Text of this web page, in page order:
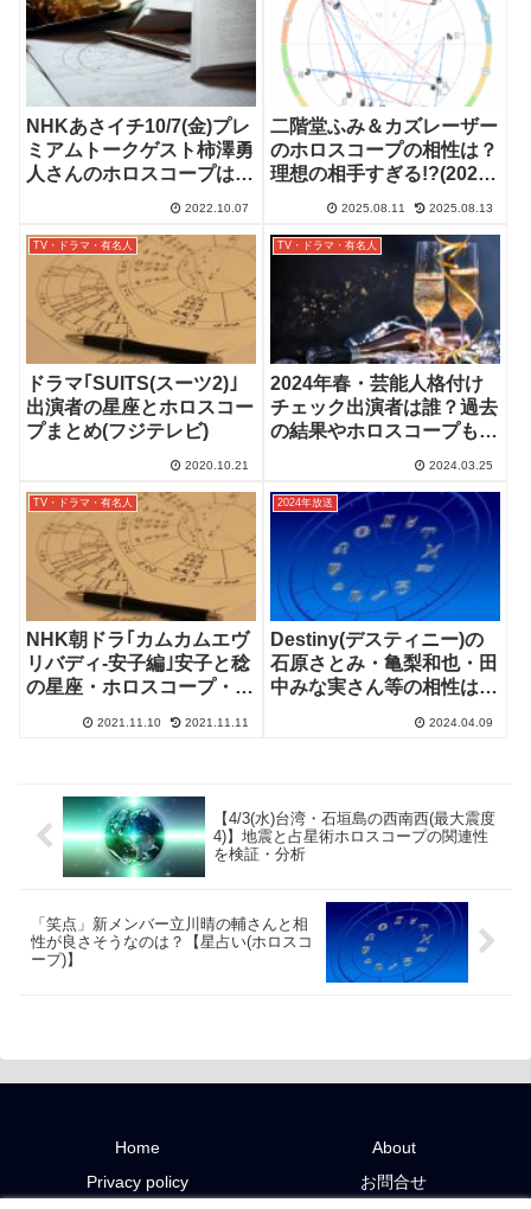
NHKあさイチ10/7(金)プレ
ミアムトークゲスト柿澤勇
人さんのホロスコープは？
2022.10.07
二階堂ふみ＆カズレーザー
のホロスコープの相性は？
理想の相手すぎる!?(2025
2025.08.11 2025.08.13
TV・ドラマ・有名人
ドラマ｢SUITS(スーツ2)｣
出演者の星座とホロスコー
プまとめ(フジテレビ)
2020.10.21
TV・ドラマ・有名人
2024年春・芸能人格付け
チェック出演者は誰？過去
の結果やホロスコープも！
2024.03.25
TV・ドラマ・有名人
NHK朝ドラ｢カムカムエヴ
リバディ-安子編｣安子と稔
の星座・ホロスコープ・相
2021.11.10 2021.11.11
2024年放送
Destiny(デスティニー)の
石原さとみ・亀梨和也・田
中みな実さん等の相性は？
い)【テレ朝ドラマ】
2024.04.09
【4/3(水)台湾・石垣島の西南西(最大震度
4)】地震と占星術ホロスコープの関連性
を検証・分析
「笑点」新メンバー立川晴の輔さんと相
性が良さそうなのは？【星占い(ホロスコ
ープ)】
Home
About
Privacy policy
お問合せ